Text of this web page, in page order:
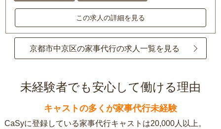
この求人の詳細を見る
京都市中京区の家事代行の求人一覧を見る
未経験者でも安心して働ける理由
キャストの多くが家事代行未経験
CaSyに登録している家事代行キャストは20,000人以上。